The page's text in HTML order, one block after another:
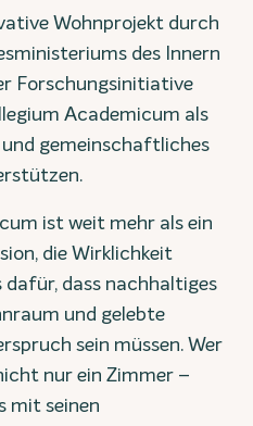
Wohnprojekt durch
des Innern
Forschungsinitiative
Academicum als
gemeinschaftliches
ist weit mehr als ein
die Wirklichkeit
dafür, dass nachhaltiges
und gelebte
sein müssen. Wer
nur ein Zimmer –
mit seinen